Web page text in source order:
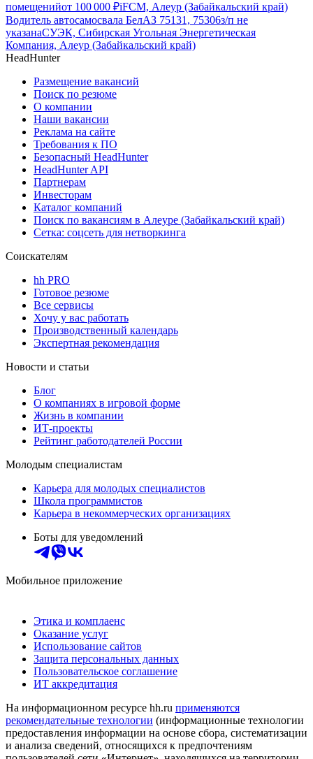
помещенийот 100 000 ₽iFCM, Алеур (Забайкальский край)
Водитель автосамосвала БелАЗ 75131, 75306з/п не
указанаСУЭК, Сибирская Угольная Энергетическая
Компания, Алеур (Забайкальский край)
HeadHunter
Размещение вакансий
Поиск по резюме
О компании
Наши вакансии
Реклама на сайте
Требования к ПО
Безопасный HeadHunter
HeadHunter API
Партнерам
Инвесторам
Каталог компаний
Поиск по вакансиям в Алеуре (Забайкальский край)
Сетка: соцсеть для нетворкинга
Соискателям
hh PRO
Готовое резюме
Все сервисы
Хочу у вас работать
Производственный календарь
Экспертная рекомендация
Новости и статьи
Блог
О компаниях в игровой форме
Жизнь в компании
ИТ-проекты
Рейтинг работодателей России
Молодым специалистам
Карьера для молодых специалистов
Школа программистов
Карьера в некоммерческих организациях
Боты для уведомлений
Мобильное приложение
Этика и комплаенс
Оказание услуг
Использование сайтов
Защита персональных данных
Пользовательское соглашение
ИТ аккредитация
На информационном ресурсе hh.ru применяются
рекомендательные технологии (информационные технологии
предоставления информации на основе сбора, систематизации
и анализа сведений, относящихся к предпочтениям